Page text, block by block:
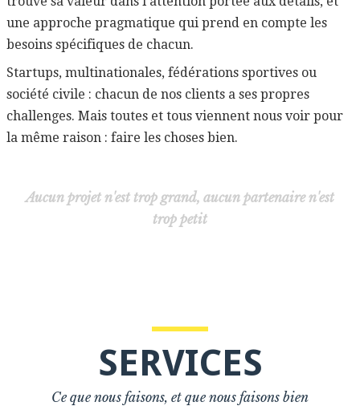
une approche pragmatique qui prend en compte les
besoins spécifiques de chacun.
Startups, multinationales, fédérations sportives ou
société civile : chacun de nos clients a ses propres
challenges. Mais toutes et tous viennent nous voir pour
la même raison : faire les choses bien.
Aucun projet n'est trop grand, aucun partenaire n'est
trop petit
SERVICES
Ce que nous faisons, et que nous faisons bien